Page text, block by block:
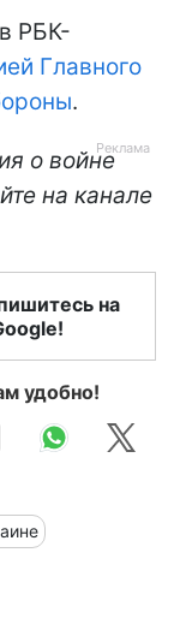
РБК-
Главного
.
о войне
на канале
на
удобно!